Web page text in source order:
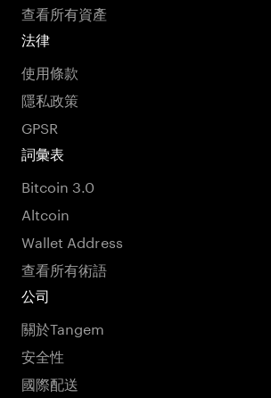
查看所有資產
法律
使用條款
隱私政策
GPSR
詞彙表
Bitcoin 3.0
Altcoin
Wallet Address
查看所有術語
公司
關於Tangem
安全性
國際配送